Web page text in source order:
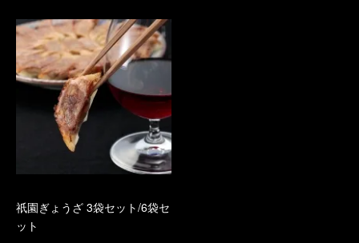
祇園ぎょうざ 3袋セット/6袋セ
ット